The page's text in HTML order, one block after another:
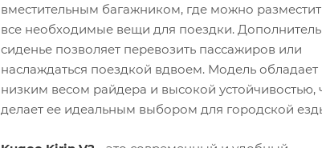
вместительным багажником, где можно
все необходимые вещи для поездки.
сиденье позволяет перевозить пассажиров или
наслаждаться поездкой вдвоем. Модель обладает
низким весом райдера и высокой устойчивостью,
делает ее идеальным выбором для городской